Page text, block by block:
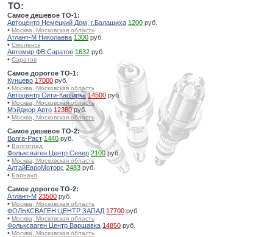
TO:
Самое дешевое ТО-1:
Автоцентр Немецкий Дом, г.Балашиха 1200 руб.
• Москва, Московская область
Атлант-М Николаева 1300 руб.
• Смоленск
Автомир ФВ Саратов 1632 руб.
• Саратов
Самое дорогое ТО-1:
Кунцево 17000 руб.
• Москва, Московская область
Автоцентр Сити-Каширка 14500 руб.
• Москва, Московская область
Мэйджор Авто 12380руб.
• Москва, Московская область
Самое дешевое ТО-2:
Волга-Раст 1440 руб.
• Волгоград
Фольксваген Центр Север 2100руб.
• Москва, Московская область
АлтайЕвроМоторс 2483 руб.
• Барнаул
Самое дорогое ТО-2:
Атлант-М 23500 руб.
• Москва, Московская область
ФОЛЬКСВАГЕН ЦЕНТР ЗАПАД 17700 руб.
• Москва, Московская область
Фольксваген Центр Варшавка 14850 руб.
• Москва, Московская область